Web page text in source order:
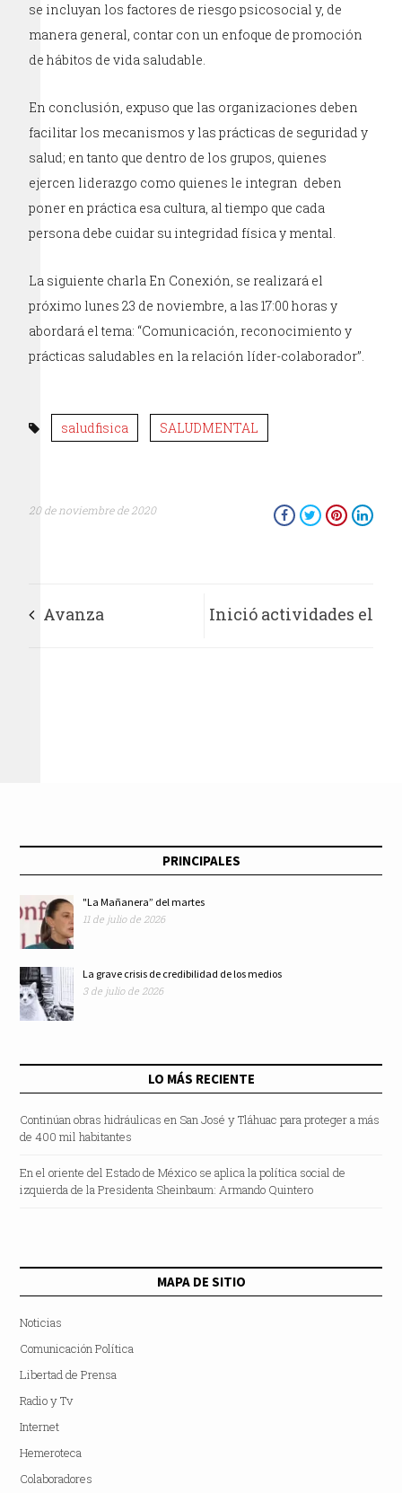
se incluyan los factores de riesgo psicosocial y, de
manera general, contar con un enfoque de promoción
de hábitos de vida saludable.
En conclusión, expuso que las organizaciones deben
facilitar los mecanismos y las prácticas de seguridad y
salud; en tanto que dentro de los grupos, quienes
ejercen liderazgo como quienes le integran deben
poner en práctica esa cultura, al tiempo que cada
persona debe cuidar su integridad física y mental.
La siguiente charla En Conexión, se realizará el
próximo lunes 23 de noviembre, a las 17:00 horas y
abordará el tema: “Comunicación, reconocimiento y
prácticas saludables en la relación líder-colaborador”.
saludfisica SALUDMENTAL
20 de noviembre de 2020
Avanza Inició actividades el
PRINCIPALES
"La Mañanera” del martes
11 de julio de 2026
La grave crisis de credibilidad de los medios
3 de julio de 2026
LO MÁS RECIENTE
Continúan obras hidráulicas en San José y Tláhuac para proteger a más
de 400 mil habitantes
En el oriente del Estado de México se aplica la política social de
izquierda de la Presidenta Sheinbaum: Armando Quintero
MAPA DE SITIO
Noticias
Comunicación Política
Libertad de Prensa
Radio y Tv
Internet
Hemeroteca
Colaboradores